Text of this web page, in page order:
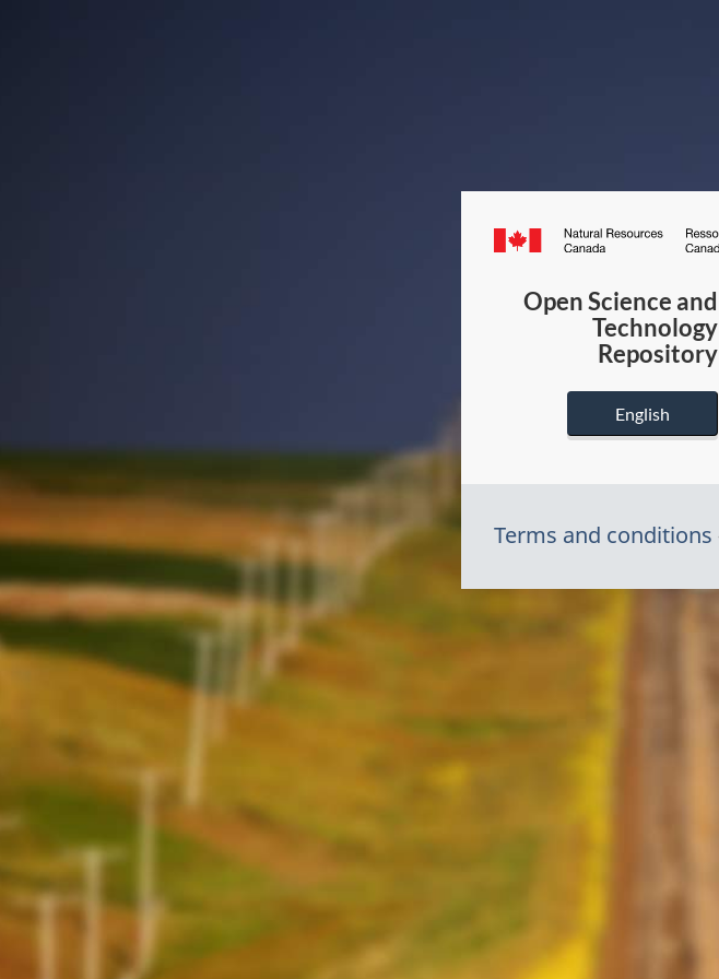
Canada.ca
Open Science and
Technology
Repository
English
Terms and conditions